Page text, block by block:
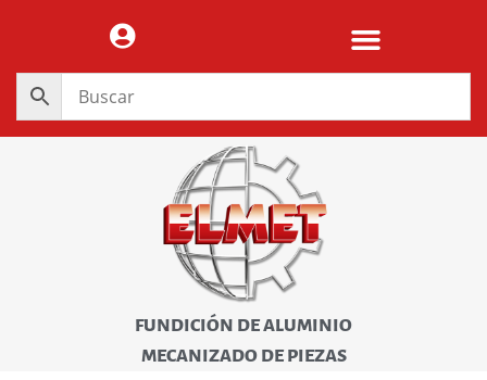
FUNDICIÓN DE ALUMINIO
MECANIZADO DE PIEZAS